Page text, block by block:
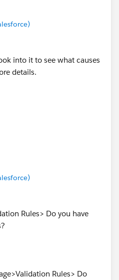
into it to see what causes
details.
Rules> Do you have
Rules> Do